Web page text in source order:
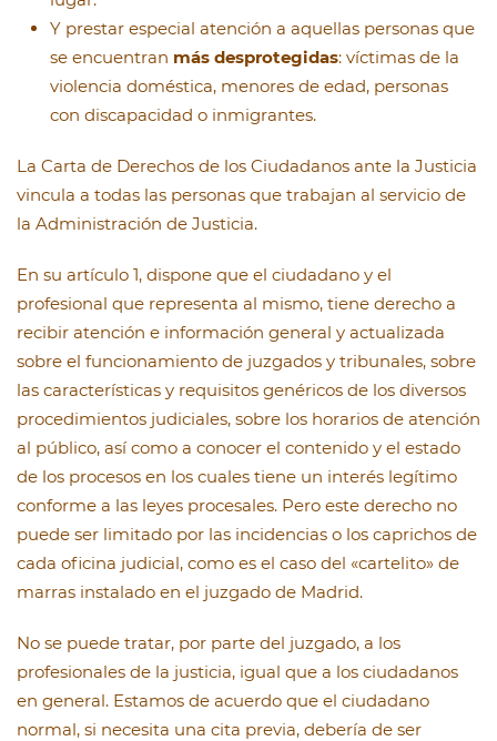
Y prestar especial atención a aquellas personas que
se encuentran más desprotegidas: víctimas de la
violencia doméstica, menores de edad, personas
con discapacidad o inmigrantes.
La Carta de Derechos de los Ciudadanos ante la Justicia
vincula a todas las personas que trabajan al servicio de
la Administración de Justicia.
En su artículo 1, dispone que el ciudadano y el
profesional que representa al mismo, tiene derecho a
recibir atención e información general y actualizada
sobre el funcionamiento de juzgados y tribunales, sobre
las características y requisitos genéricos de los diversos
procedimientos judiciales, sobre los horarios de atención
al público, así como a conocer el contenido y el estado
de los procesos en los cuales tiene un interés legítimo
conforme a las leyes procesales. Pero este derecho no
puede ser limitado por las incidencias o los caprichos de
cada oficina judicial, como es el caso del «cartelito» de
marras instalado en el juzgado de Madrid.
No se puede tratar, por parte del juzgado, a los
profesionales de la justicia, igual que a los ciudadanos
en general. Estamos de acuerdo que el ciudadano
normal, si necesita una cita previa, debería de ser